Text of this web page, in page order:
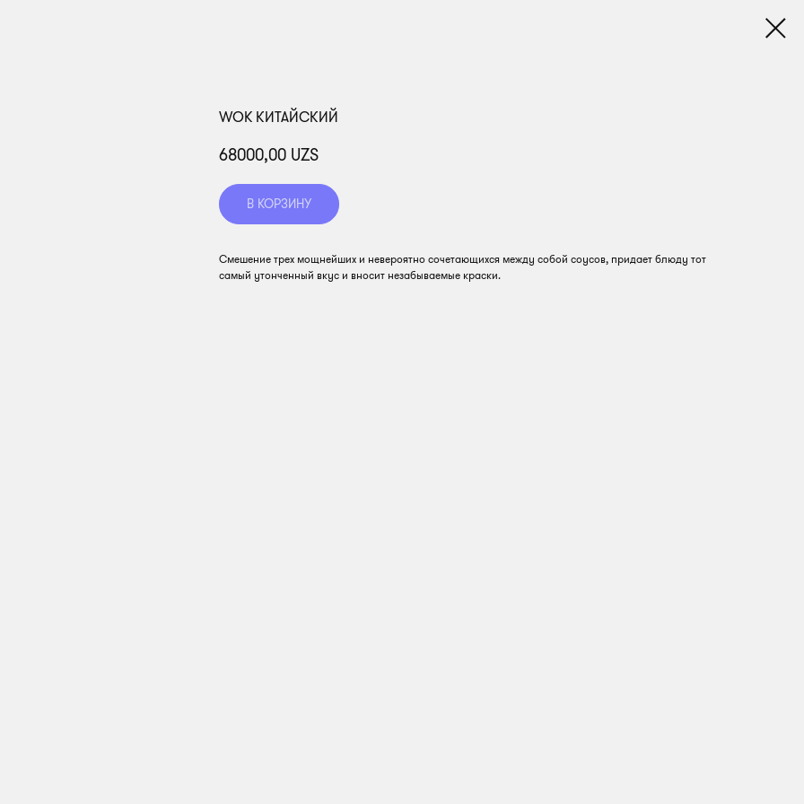
WOK КИТАЙСКИЙ
68000,00 UZS
В КОРЗИНУ
Смешение трех мощнейших и невероятно сочетающихся между собой соусов, придает блюду тот
самый утонченный вкус и вносит незабываемые краски.